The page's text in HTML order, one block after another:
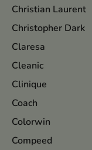
Christian Laurent
Christopher Dark
Claresa
Cleanic
Clinique
Coach
Colorwin
Compeed